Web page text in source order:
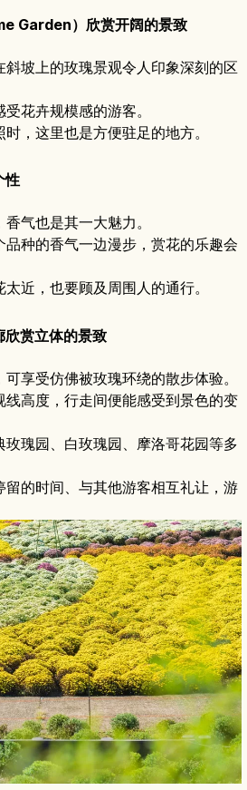
Garden）欣赏开阔的景致
坡上的玫瑰景观令人印象深刻的区
花卉规模感的游客。
，这里也是方便驻足的地方。
性
气也是其一大魅力。
种的香气一边漫步，赏花的乐趣会
近，也要顾及周围人的通行。
欣赏立体的景致
享受仿佛被玫瑰环绕的散步体验。
高度，行走间便能感受到景色的变
瑰园、白玫瑰园、摩洛哥花园等多
留的时间、与其他游客相互礼让，游